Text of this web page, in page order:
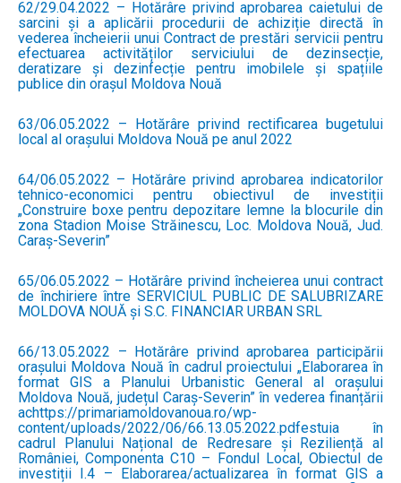
62/29.04.2022 – Hotărâre privind aprobarea caietului de
sarcini și a aplicării procedurii de achiziție directă în
vederea încheierii unui Contract de prestări servicii pentru
efectuarea activităților serviciului de dezinsecție,
deratizare și dezinfecție pentru imobilele și spațiile
publice din orașul Moldova Nouă
63/06.05.2022 – Hotărâre privind rectificarea bugetului
local al orașului Moldova Nouă pe anul 2022
64/06.05.2022 – Hotărâre privind aprobarea indicatorilor
tehnico-economici pentru obiectivul de investiții
„Construire boxe pentru depozitare lemne la blocurile din
zona Stadion Moise Străinescu, Loc. Moldova Nouă, Jud.
Caraș-Severin”
65/06.05.2022 – Hotărâre privind încheierea unui contract
de închiriere între SERVICIUL PUBLIC DE SALUBRIZARE
MOLDOVA NOUĂ și S.C. FINANCIAR URBAN SRL
66/13.05.2022 – Hotărâre privind aprobarea participării
orașului Moldova Nouă în cadrul proiectului „Elaborarea în
format GIS a Planului Urbanistic General al orașului
Moldova Nouă, județul Caraș-Severin” în vederea finanțării
achttps://primariamoldovanoua.ro/wp-
content/uploads/2022/06/66.13.05.2022.pdfestuia în
cadrul Planului Național de Redresare și Reziliență al
României, Componenta C10 – Fondul Local, Obiectul de
investiții I.4 – Elaborarea/actualizarea în format GIS a